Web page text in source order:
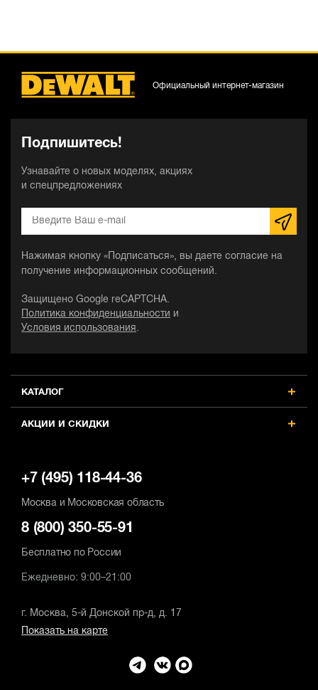
КАТАЛОГ
АКЦИИ И СКИДКИ
Подпишитесь!
Узнавайте о новых моделях, акциях
и спецпредложениях
Нажимая кнопку «Подписаться», вы даете согласие на
получение информационных сообщений.
Защищено Google reCAPTCHA.
Политика конфиденциальности
и
Условия использования .
Официальный интернет-магазин
+7 (495) 118-44-36
Москва и Московская область
8 (800) 350-55-91
Бесплатно по России
Ежедневно: 9:00–21:00
г. Москва, 5-й Донской пр-д, д. 17
Показать на карте